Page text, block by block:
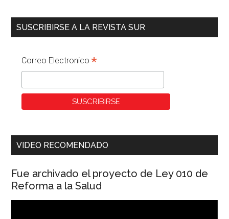
SUSCRIBIRSE A LA REVISTA SUR
Correo Electronico*
VIDEO RECOMENDADO
Fue archivado el proyecto de Ley 010 de
Reforma a la Salud